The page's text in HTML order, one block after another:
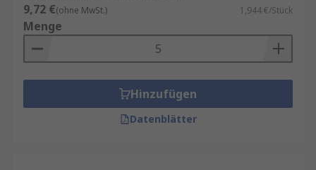
9,72 €(ohne MwSt.) 1,944 €/Stück
Menge
Hinzufügen
Datenblätter